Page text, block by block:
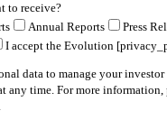
to receive?
Annual Reports
Press
I accept the Evolution
data to manage your
any time. For more information,